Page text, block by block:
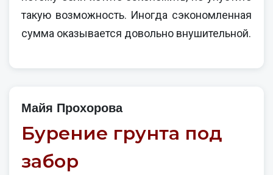
такую возможность. Иногда сэкономленная
сумма оказывается довольно внушительной.
Майя Прохорова
Бурение грунта под
забор